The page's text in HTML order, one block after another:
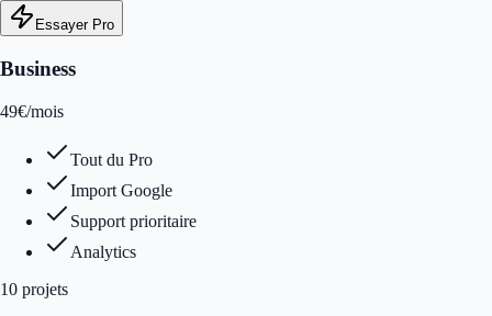
Essayer Pro
Business
49€/mois
Tout du Pro
Import Google
Support prioritaire
Analytics
10 projets